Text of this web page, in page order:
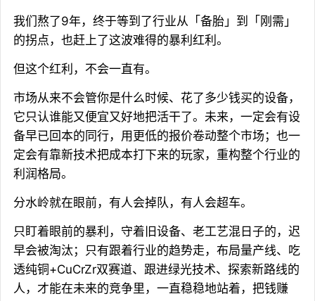
我们熬了9年，终于等到了行业从「备胎」到「刚需」
的拐点，也赶上了这波难得的暴利红利。
但这个红利，不会一直有。
市场从来不会管你是什么时候、花了多少钱买的设备，
它只认谁能又便宜又好地把活干了。未来，一定会有设
备早已回本的同行，用更低的报价卷动整个市场；也一
定会有靠新技术把成本打下来的玩家，重构整个行业的
利润格局。
分水岭就在眼前，有人会掉队，有人会超车。
只盯着眼前的暴利，守着旧设备、老工艺混日子的，迟
早会被淘汰；只有跟着行业的趋势走，布局量产线、吃
透纯铜+CuCrZr双赛道、跟进绿光技术、探索新路线的
人，才能在未来的竞争里，一直稳稳地站着，把钱赚